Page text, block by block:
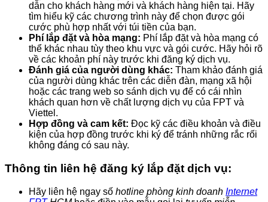
dẫn cho khách hàng mới và khách hàng hiện tại. Hãy
tìm hiểu kỹ các chương trình này để chọn được gói
cước phù hợp nhất với túi tiền của bạn.
Phí lắp đặt và hòa mạng: Phí lắp đặt và hòa mạng có
thể khác nhau tùy theo khu vực và gói cước. Hãy hỏi rõ
về các khoản phí này trước khi đăng ký dịch vụ.
Đánh giá của người dùng khác: Tham khảo đánh giá
của người dùng khác trên các diễn đàn, mạng xã hội
hoặc các trang web so sánh dịch vụ để có cái nhìn
khách quan hơn về chất lượng dịch vụ của FPT và
Viettel.
Hợp đồng và cam kết: Đọc kỹ các điều khoản và điều
kiện của hợp đồng trước khi ký để tránh những rắc rối
không đáng có sau này.
Thông tin liên hệ đăng ký lắp đặt dịch vụ:
Hãy liên hệ ngay số hotline phòng kinh doanh Internet